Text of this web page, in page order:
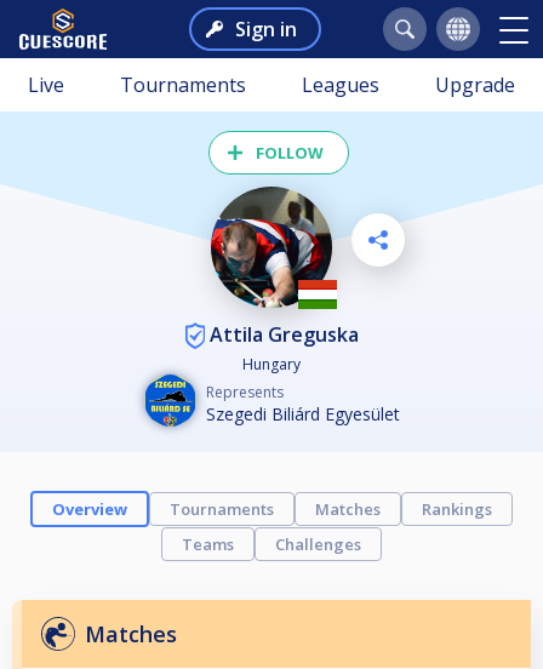
Sign in
Live Tournaments Leagues Upgrade
FOLLOW
Attila Greguska
Hungary
Represents
Szegedi Biliárd Egyesület
Overview Tournaments Matches
Rankings
Teams
Challenges
Matches